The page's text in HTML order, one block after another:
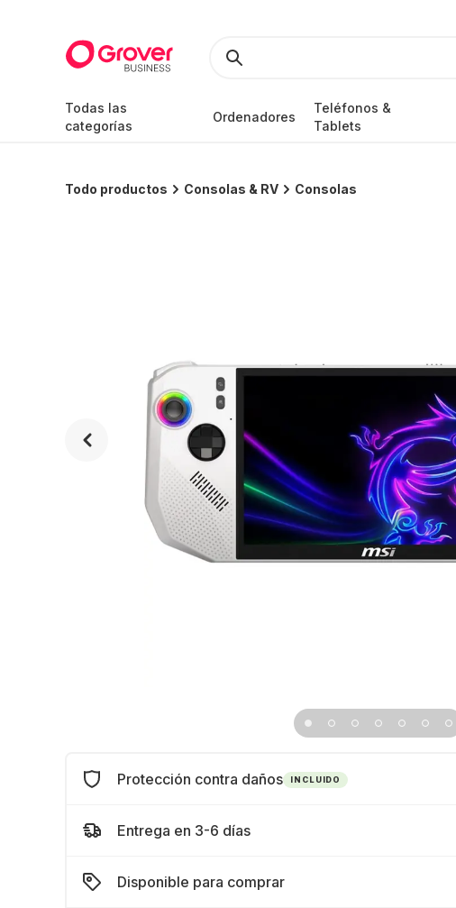
Todas las
categorías
Ordenadores
Teléfonos &
Tablets
Todo productos Consolas & RV Consolas
Protección contra daños INCLUIDO
Entrega en 3-6 días
Disponible para comprar